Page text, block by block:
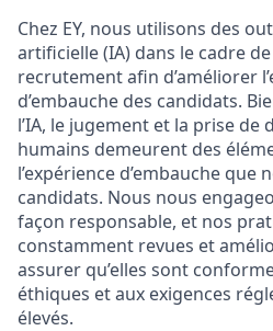
Chez EY, nous utilisons des
artificielle (IA) dans le cadre
recrutement afin d’améliorer
d’embauche des candidats.
l’IA, le jugement et la prise de
humains demeurent des
l’expérience d’embauche que
candidats. Nous nous
façon responsable, et nos
constamment revues et
assurer qu’elles sont
éthiques et aux exigences
élevés.